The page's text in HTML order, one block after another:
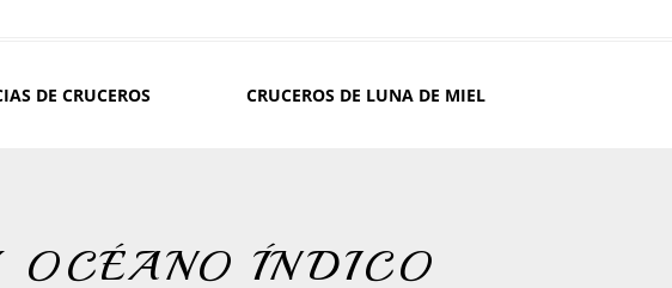
DE CRUCEROS CRUCEROS DE LUNA DE MIEL
OCÉANO ÍNDICO